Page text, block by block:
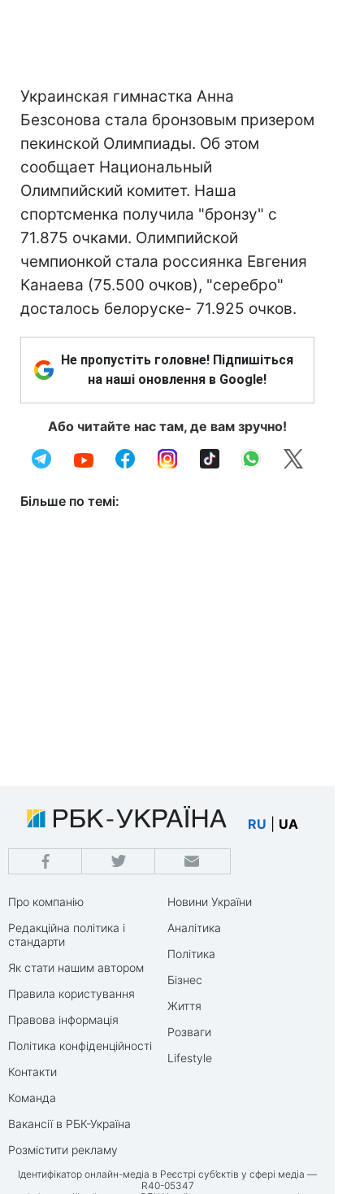
Украинская гимнастка Анна
Безсонова стала бронзовым призером
пекинской Олимпиады. Об этом
сообщает Национальный
Олимпийский комитет. Наша
спортсменка получила "бронзу" с
71.875 очками. Олимпийской
чемпионкой стала россиянка Евгения
Канаева (75.500 очков), "серебро"
досталось белоруске- 71.925 очков.
Не пропустіть головне! Підпишіться
на наші оновлення в Google!
Або читайте нас там, де вам зручно!
Більше по темі:
RU UA
Про компанію
Редакційна політика і
стандарти
Як стати нашим автором
Правила користування
Правова інформація
Політика конфіденційності
Контакти
Команда
Вакансії в РБК-Україна
Розмістити рекламу
Новини України
Аналітика
Політика
Бізнес
Життя
Розваги
Lifestyle
Ідентифікатор онлайн-медіа в Реєстрі суб’єктів у сфері медіа —
R40-05347